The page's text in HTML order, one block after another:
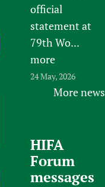
official
statement at
79th Wo...
more
24 May, 2026
More news
HIFA
Forum
messages